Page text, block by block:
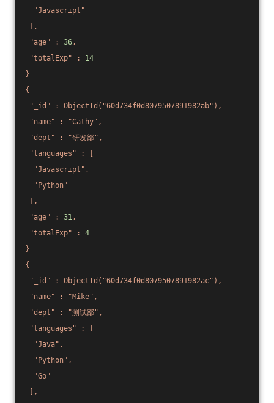
"Javascript"
],
"age"
: 36,
"totalExp"
:
14
}
{
"_id"
:
ObjectId("60d734f0d8079507891982ab"),
"name"
: "Cathy" ,
"dept"
: "研发部" ,
"languages"
:
"Javascript" ,
"Python"
],
"age"
: 31,
"totalExp"
:
4
}
{
"_id"
:
ObjectId("60d734f0d8079507891982ac"),
"name"
: "Mike" ,
"dept"
: "测试部" ,
"languages"
:
"Java" ,
"Python" ,
"Go"
],